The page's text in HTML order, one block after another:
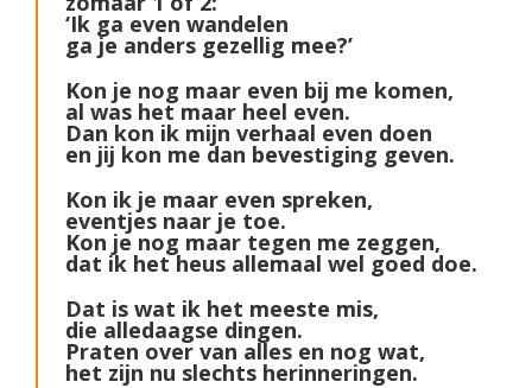
‘Ik ga even wandelen
ga je anders gezellig mee?’
Kon je nog maar even bij me komen,
al was het maar heel even.
Dan kon ik mijn verhaal even doen
en jij kon me dan bevestiging geven.
Kon ik je maar even spreken,
eventjes naar je toe.
Kon je nog maar tegen me zeggen,
dat ik het heus allemaal wel goed doe.
Dat is wat ik het meeste mis,
die alledaagse dingen.
Praten over van alles en nog wat,
het zijn nu slechts herinneringen.